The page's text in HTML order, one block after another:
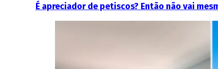
É apreciador de petiscos? Então não vai